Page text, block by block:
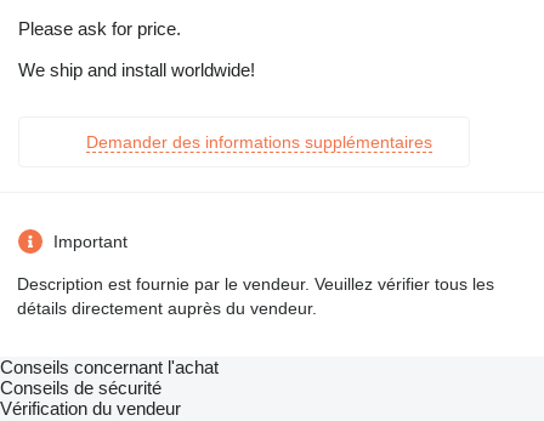
Please ask for price.
We ship and install worldwide!
Demander des informations supplémentaires
Important
Description est fournie par le vendeur. Veuillez vérifier tous les
détails directement auprès du vendeur.
Conseils concernant l'achat
Conseils de sécurité
Vérification du vendeur